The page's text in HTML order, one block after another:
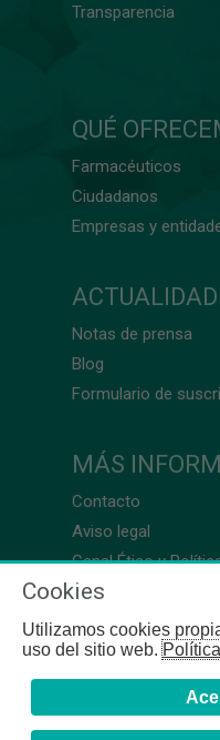
Transparencia
QUÉ
Farmacéuticos
Ciudadanos
Empresas y
ACTUALIDAD
Notas de prensa
Blog
Formulario de
MÁS
Contacto
Aviso legal
Canal Ético y
Cookies
Utilizamos cookies
uso del sitio web.